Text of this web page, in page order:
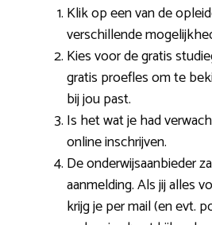
Klik op een van de
verschillende
Kies voor de gratis
gratis proefles om te
bij jou past.
Is het wat je had
online inschrijven.
De onderwijsaanbieder
aanmelding. Als jij alles
krijg je per mail (en evt.